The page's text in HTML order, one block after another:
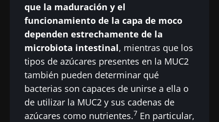
que la maduración y el
funcionamiento de la capa de moco
dependen estrechamente de la
microbiota intestinal, mientras que los
tipos de azúcares presentes en la MUC2
también pueden determinar qué
bacterias son capaces de unirse a ella o
de utilizar la MUC2 y sus cadenas de
azúcares como nutrientes.7 En particular,
BMI 20-35
23/07/2026
Influencia
de la
microbiota
en la salud
reproductiva
artículo
16/07/2026
Microbiota
intratumoral:
¿un indicador
pronóstico
independiente
en el cáncer
colorrectal?
artículo
bacteria
intestinal
músculos